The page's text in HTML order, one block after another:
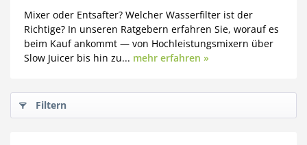
Mixer oder Entsafter? Welcher Wasserfilter ist der
Richtige? In unseren Ratgebern erfahren Sie, worauf es
beim Kauf ankommt — von Hochleistungsmixern über
Slow Juicer bis hin zu... mehr erfahren »
Filtern